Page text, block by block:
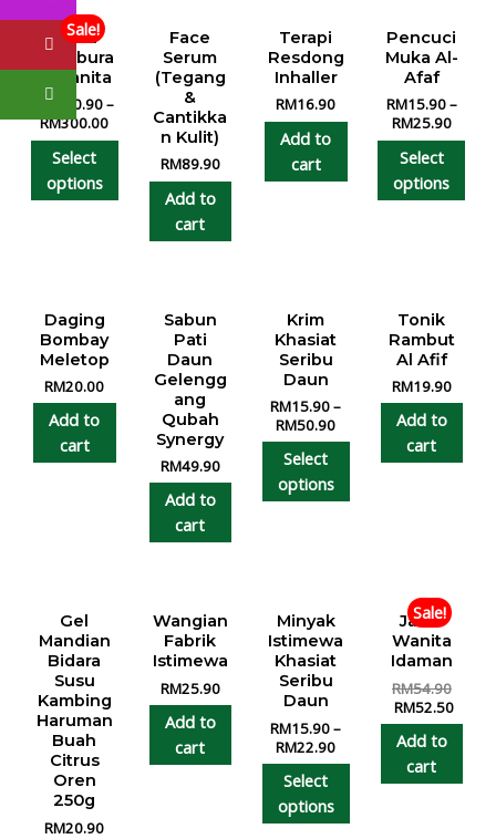
Sale!
Madu
Kesubura
n Wanita
RM
160.90–
RM300.00
Select
options
Face
Serum
(Tegang
&
Cantikka
n Kulit)
RM89.90
Add to
cart
Terapi
Resdong
Inhaller
RM16.90
Add to
cart
Pencuci
Muka Al-
Afaf
RM15.90–
RM25.90
Select
options
Daging
Bombay
Meletop
RM20.00
Add to
cart
Sabun
Pati
Daun
Gelengg
ang
Qubah
Synergy
RM49.90
Add to
cart
Krim
Khasiat
Seribu
Daun
RM15.90–
RM50.90
Select
options
Tonik
Rambut
Al Afif
RM19.90
Add to
cart
Gel
Mandian
Bidara
Susu
Kambing
Haruman
Buah
Citrus
Oren
250g
RM20.90
Wangian
Fabrik
Istimewa
RM25.90
Add to
cart
Minyak
Istimewa
Khasiat
Seribu
Daun
RM15.90–
RM22.90
Select
options
Sale!
Jamu
Wanita
Idaman
RM54.90
RM52.50
Add to
cart